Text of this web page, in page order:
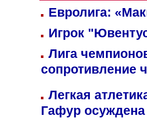
Евролига:
Игрок
Лига
сопротивление
Легкая
Гафур осуждена